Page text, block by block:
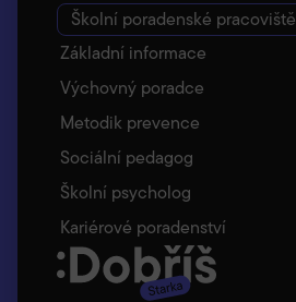
Školní poradenské pracoviště
Základní informace
Výchovný poradce
Metodik prevence
Sociální pedagog
Školní psycholog
Kariérové poradenství